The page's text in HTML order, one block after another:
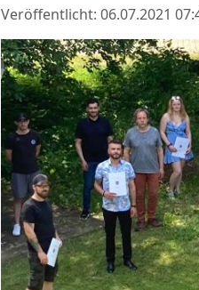
Veröffentlicht: 06.07.2021